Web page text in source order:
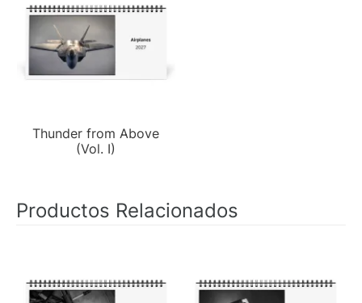
Thunder from Above
(Vol. I)
Productos Relacionados